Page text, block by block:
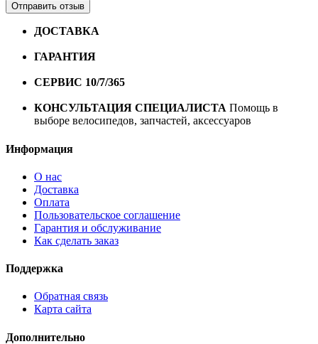
Отправить отзыв
ДОСТАВКА
ГАРАНТИЯ
СЕРВИС 10/7/365
КОНСУЛЬТАЦИЯ СПЕЦИАЛИСТА Помощь в
выборе велосипедов, запчастей, аксессуаров
Информация
О нас
Доставка
Оплата
Пользовательское соглашение
Гарантия и обслуживание
Как сделать заказ
Поддержка
Обратная связь
Карта сайта
Дополнительно